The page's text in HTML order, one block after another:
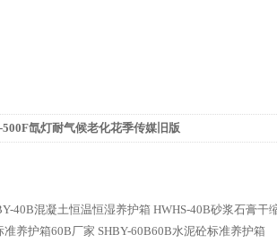
500F氙灯耐气候老化花季传媒旧版
40B混凝土恒温恒湿养护箱 HWHS-40B砂浆石膏干
准养护箱60B厂家 SHBY-60B60B水泥砼标准养护箱